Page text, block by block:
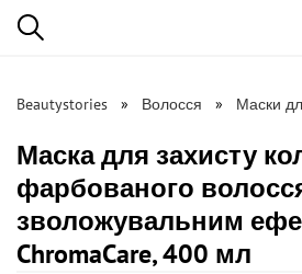
Beautystories Волосся Маски
Маска для захисту
фарбованого
зволожувальним
ChromaCare, 400 мл